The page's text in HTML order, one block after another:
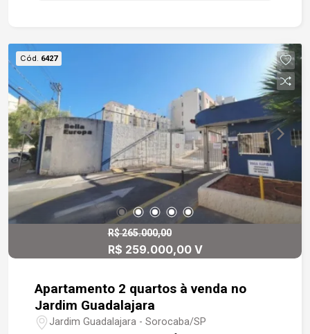
para 2 veículos.
Cód. 6427
R$ 265.000,00
R$ 259.000,00 V
Apartamento 2 quartos à venda no
Jardim Guadalajara
Jardim Guadalajara - Sorocaba/SP